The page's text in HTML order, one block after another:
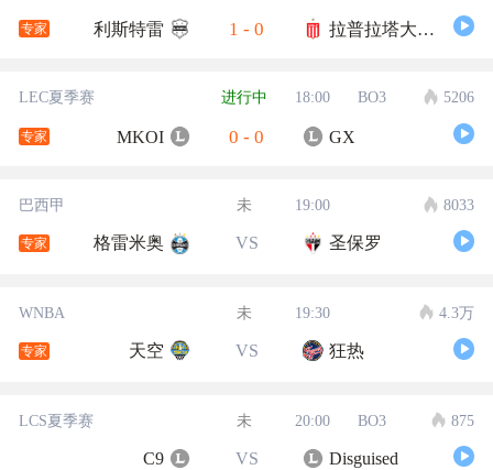
专家 利斯特雷 1 - 0 拉普拉塔大学生
LEC夏季赛 进行中 18:00 BO3 5206
专家 MKOI 0 - 0 GX
巴西甲 未 19:00 8033
专家 格雷米奥 VS 圣保罗
WNBA 未 19:30 4.3万
专家 天空 VS 狂热
LCS夏季赛 未 20:00 BO3 875
C9 VS Disguised